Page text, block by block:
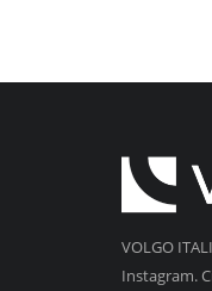
VOLGO
Instagram.